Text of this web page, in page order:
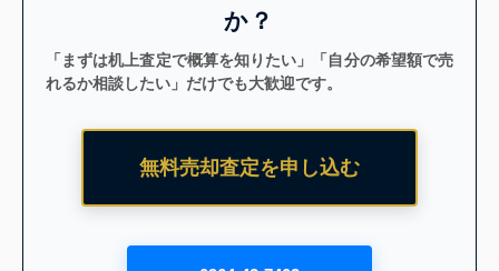
か？
「まずは机上査定で概算を知りたい」「自分の希望額で売
れるか相談したい」だけでも大歓迎です。
無料売却査定を申し込む